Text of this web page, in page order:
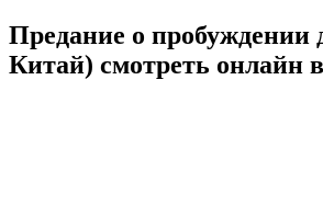
Предание о пробуждении
Китай) смотреть онлайн